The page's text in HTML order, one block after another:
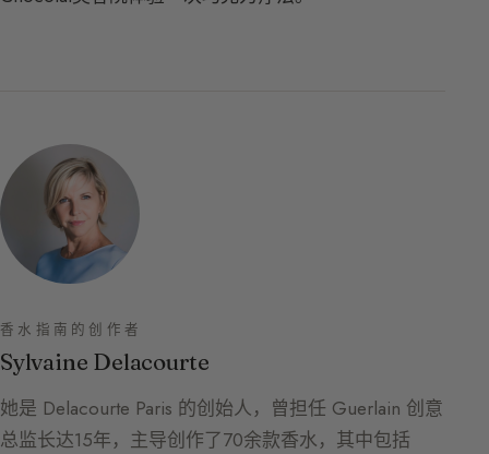
香水指南的创作者
Sylvaine Delacourte
她是 Delacourte Paris 的创始人，曾担任 Guerlain 创意
总监长达15年，主导创作了70余款香水，其中包括